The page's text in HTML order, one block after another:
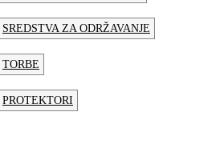
SREDSTVA ZA ODRŽAVANJE
TORBE
PROTEKTORI